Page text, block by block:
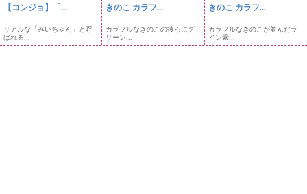
【コンジョ】「...
リアルな「みいちゃん」と呼
ばれる...
きのこ カラフ...
カラフルなきのこの後ろにグ
リーン...
きのこ カラフ...
カラフルなきのこが並んだラ
イン素...